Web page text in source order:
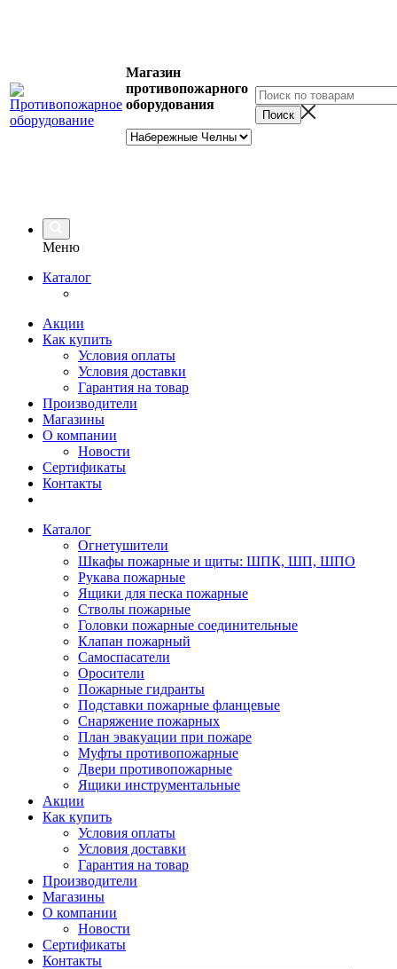
Магазин
противопожарного
оборудования
Меню
Каталог
Акции
Как купить
Условия оплаты
Условия доставки
Гарантия на товар
Производители
Магазины
О компании
Новости
Сертификаты
Контакты
Каталог
Огнетушители
Шкафы пожарные и щиты: ШПК, ШП, ШПО
Рукава пожарные
Ящики для песка пожарные
Стволы пожарные
Головки пожарные соединительные
Клапан пожарный
Самоспасатели
Оросители
Пожарные гидранты
Подставки пожарные фланцевые
Снаряжение пожарных
План эвакуации при пожаре
Муфты противопожарные
Двери противопожарные
Ящики инструментальные
Акции
Как купить
Условия оплаты
Условия доставки
Гарантия на товар
Производители
Магазины
О компании
Новости
Сертификаты
Контакты